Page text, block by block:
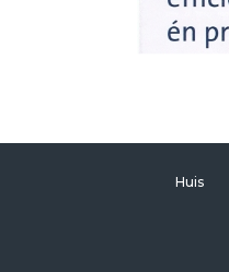
Huis